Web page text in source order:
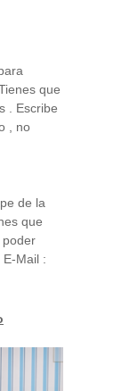
que
. Escribe
, no
de la
que
Mail :